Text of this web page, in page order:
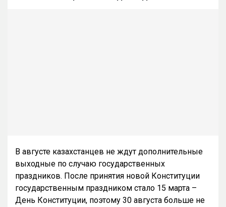
В августе казахстанцев не ждут дополнительные
выходные по случаю государственных
праздников. После принятия новой Конституции
государственным праздником стало 15 марта –
День Конституции, поэтому 30 августа больше не